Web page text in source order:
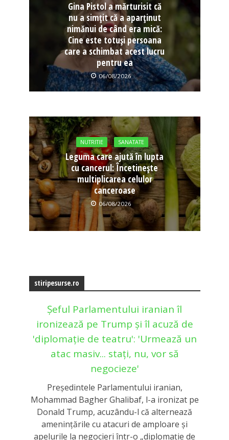
Gina Pistol a mărturisit că
nu a simțit că a aparținut
nimănui de când era mică:
Cine este totuși persoana
care a schimbat acest lucru
pentru ea
06/08/2026
NUTRITIE SANATATE
Leguma care ajută în lupta
cu cancerul: Încetinește
multiplicarea celulor
canceroase
06/08/2026
stiripesurse.ro
Șeful Parlamentului iranian îl
ironizează pe Trump și îl acuză de
'diplomație de teatru': 'Urmează un
atac masiv... stați, nu, vor să
negocieze'
Președintele Parlamentului iranian,
Mohammad Bagher Ghalibaf, l-a ironizat pe
Donald Trump, acuzându-l că alternează
amenințările cu atacuri de amploare și
apelurile la negocieri într-o „diplomație de